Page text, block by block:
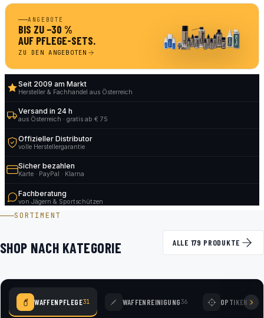
ANGEBOTE
BIS ZU −30 %
AUF PFLEGE-SETS.
ZU DEN ANGEBOTEN
Seit 2009 am Markt
Hersteller & Fachhandel aus Österreich
Versand in 24 h
aus Österreich · gratis ab € 75
Offizieller Distributor
volle Herstellergarantie
Sicher bezahlen
Karte · PayPal · Klarna
Fachberatung
von Jägern & Sportschützen
SORTIMENT
SHOP NACH KATEGORIE ALLE 179 PRODUKTE
WAFFENPFLEGE31 WAFFENREINIGUNG36 OPTIKEN 78